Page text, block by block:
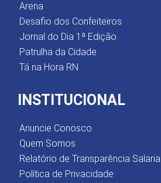
Arena
Desafio dos Confeiteiros
Jornal do Dia 1ª Edição
Patrulha da Cidade
Tá na Hora RN
INSTITUCIONAL
Anuncie Conosco
Quem Somos
Relatório de Transparência Salarial
Política de Privacidade